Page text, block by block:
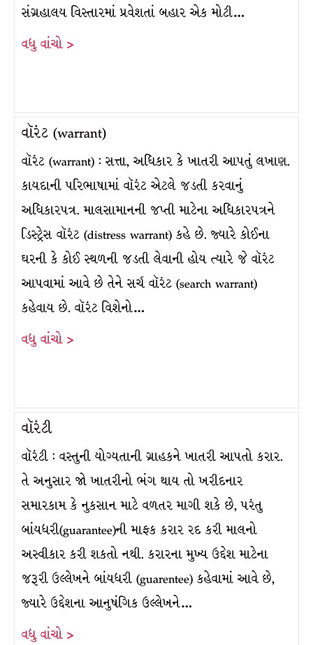
સંગ્રહાલય વિસ્તારમાં પ્રવેશતાં બહાર એક મોટી…
વધુ વાંચો >
વૉરંટ (warrant)
વૉરંટ (warrant) : સત્તા, અધિકાર કે ખાતરી આપતું લખાણ.
કાયદાની પરિભાષામાં વૉરંટ એટલે જડતી કરવાનું
અધિકારપત્ર. માલસામાનની જપ્તી માટેના અધિકારપત્રને
ડિસ્ટ્રેસ વૉરંટ (distress warrant) કહે છે. જ્યારે કોઈના
ઘરની કે કોઈ સ્થળની જડતી લેવાની હોય ત્યારે જે વૉરંટ
આપવામાં આવે છે તેને સર્ચ વૉરંટ (search warrant)
કહેવાય છે. વૉરંટ વિશેનો…
વધુ વાંચો >
વૉરંટી
વૉરંટી : વસ્તુની યોગ્યતાની ગ્રાહકને ખાતરી આપતો કરાર.
તે અનુસાર જો ખાતરીનો ભંગ થાય તો ખરીદનાર
સમારકામ કે નુકસાન માટે વળતર માગી શકે છે, પરંતુ
બાંયધરી(guarantee)ની માફક કરાર રદ કરી માલનો
અસ્વીકાર કરી શકતો નથી. કરારના મુખ્ય ઉદ્દેશ માટેના
જરૂરી ઉલ્લેખને બાંયધરી (guarentee) કહેવામાં આવે છે,
જ્યારે ઉદ્દેશના આનુષંગિક ઉલ્લેખને…
વધુ વાંચો >